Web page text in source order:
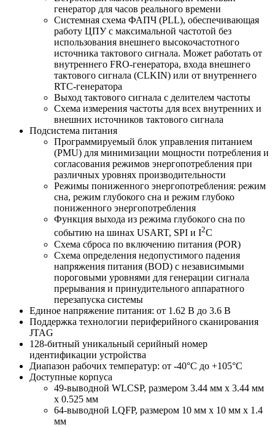
генератор для часов реального времени
Системная схема ФАПЧ (PLL), обеспечивающая
работу ЦПУ с максимальной частотой без
использования внешнего высокочастотного
источника тактового сигнала. Может работать от
внутреннего FRO-генератора, входа внешнего
тактового сигнала (CLKIN) или от внутреннего
RTC-генератора
Выход тактового сигнала с делителем частоты
Схема измерения частоты для всех внутренних и
внешних источников тактового сигнала
Подсистема питания
Программируемый блок управления питанием
(PMU) для минимизации мощности потребления и
согласования режимов энергопотребления при
различных уровнях производительности
Режимы пониженного энергопотребления: режим
сна, режим глубокого сна и режим глубоко
пониженного энергопотребления
Функция выхода из режима глубокого сна по
событию на шинах USART, SPI и I2C
Схема сброса по включению питания (POR)
Схема определения недопустимого падения
напряжения питания (BOD) с независимыми
пороговыми уровнями для генерации сигнала
прерывания и принудительного аппаратного
перезапуска системы
Единое напряжение питания: от 1.62 В до 3.6 В
Поддержка технологии периферийного сканирования
JTAG
128-битный уникальный серийный номер
идентификации устройства
Диапазон рабочих температур: от -40°C до +105°C
Доступные корпуса
49-выводной WLCSP, размером 3.44 мм х 3.44 мм
х 0.525 мм
64-выводной LQFP, размером 10 мм х 10 мм х 1.4
мм